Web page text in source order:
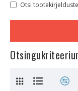
Otsi